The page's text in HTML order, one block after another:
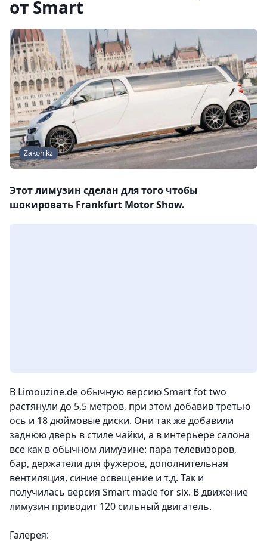
от Smart
Zakon.kz
Этот лимузин сделан для того чтобы
шокировать Frankfurt Motor Show.
В Limouzine.de обычную версию Smart fot two
растянули до 5,5 метров, при этом добавив третью
ось и 18 дюймовые диски. Они так же добавили
заднюю дверь в стиле чайки, а в интерьере салона
все как в обычном лимузине: пара телевизоров,
бар, держатели для фужеров, дополнительная
вентиляция, синие освещение и т.д. Так и
получилась версия Smart made for six. В движение
лимузин приводит 120 сильный двигатель.
Галерея: